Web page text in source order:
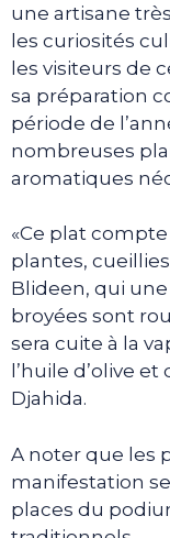
une artisane
les curiosités
les visiteurs de
sa préparation
période de
nombreuses
aromatiques
«Ce plat
plantes,
Blideen, qui
broyées sont
sera cuite à la
l’huile d’olive
Djahida.
A noter que les
manifestation
places du